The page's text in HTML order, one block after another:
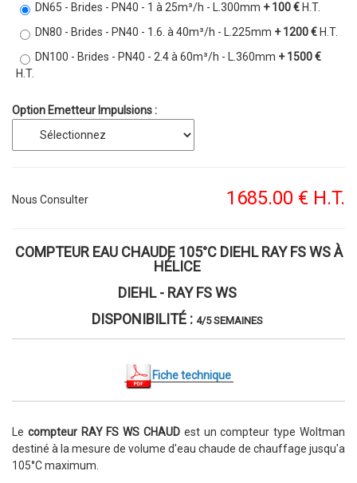
DN65 - Brides - PN40 - 1 à 25m³/h - L.300mm + 100 € H.T.
DN80 - Brides - PN40 - 1.6. à 40m³/h - L.225mm + 1200 € H.T.
DN100 - Brides - PN40 - 2.4 à 60m³/h - L.360mm + 1500 €
H.T.
Option Emetteur Impulsions :
1685.00 € H.T.
Nous Consulter
COMPTEUR EAU CHAUDE 105°C DIEHL RAY FS WS À
HÉLICE
DIEHL - RAY FS WS
DISPONIBILITÉ : 4/5 SEMAINES
Fiche technique
Le compteur RAY FS WS CHAUD est un compteur type Woltman
destiné à la mesure de volume d'eau chaude de chauffage jusqu'a
105°C maximum.